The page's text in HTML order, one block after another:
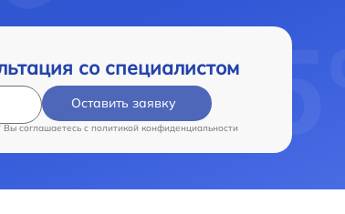
со специалистом
Оставить заявку
Вы соглашаетесь c политикой конфиденциальности